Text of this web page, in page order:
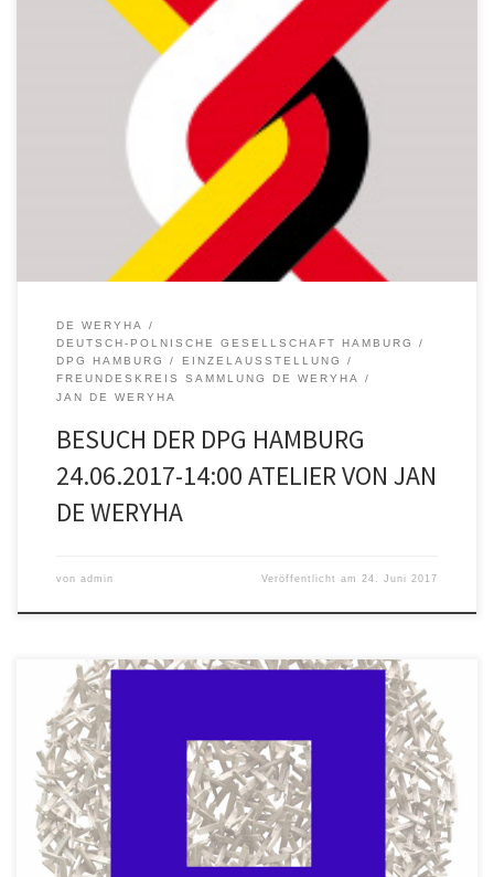
BESUCH DER DPG HAMBURG IM ATELIER VON JAN DE WERYHA 24.
Juni 2017 @ 14:00 – 17:00 BESUCH IM ATELIER VON JAN DE
WERYHADie DPG Hamburg e.V. und der Freundeskreis Sammlung
de Weryha e.V., laden Sie am 24. Juni ab 14.00 Uhr ins Atelier des
Bergedorfer Bildhauers Jan de Weryha […]
DE WERYHA
DEUTSCH-POLNISCHE GESELLSCHAFT HAMBURG
DPG HAMBURG
EINZELAUSSTELLUNG
FREUNDESKREIS SAMMLUNG DE WERYHA
JAN DE WERYHA
BESUCH DER DPG HAMBURG
24.06.2017-14:00 ATELIER VON JAN
DE WERYHA
von admin Veröffentlicht am 24. Juni 2017
jeden 1.ten Samstag im Monat zum Offenes Atelier – Sa.
05.05.2017 – 11 bis 12 Uhr